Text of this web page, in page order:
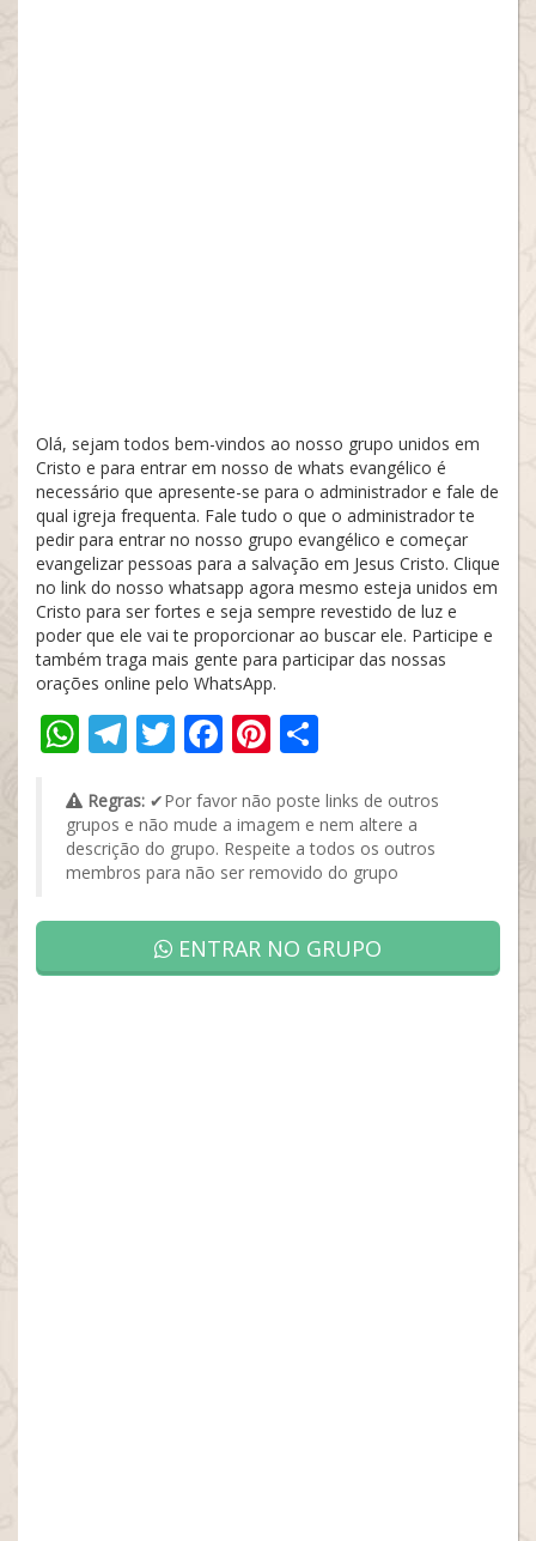
Olá, sejam todos bem-vindos ao nosso grupo unidos em
Cristo e para entrar em nosso de whats evangélico é
necessário que apresente-se para o administrador e fale de
qual igreja frequenta. Fale tudo o que o administrador te
pedir para entrar no nosso grupo evangélico e começar
evangelizar pessoas para a salvação em Jesus Cristo. Clique
no link do nosso whatsapp agora mesmo esteja unidos em
Cristo para ser fortes e seja sempre revestido de luz e
poder que ele vai te proporcionar ao buscar ele. Participe e
também traga mais gente para participar das nossas
orações online pelo WhatsApp.
WhatsApp
Telegram
Twitter
Facebook
Pinterest
Regras: ✔Por favor não poste links de outros
grupos e não mude a imagem e nem altere a
descrição do grupo. Respeite a todos os outros
membros para não ser removido do grupo
ENTRAR NO GRUPO